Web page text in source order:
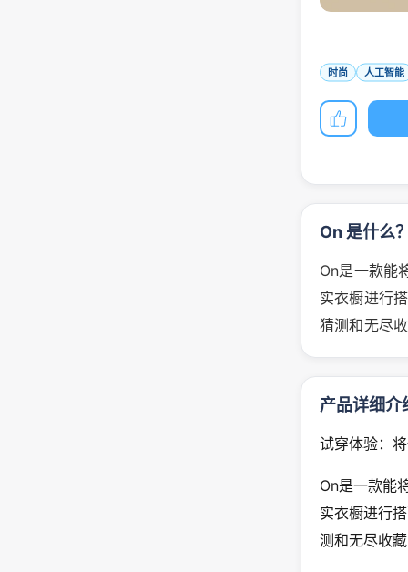
时尚 人工智能
On 是什么
On是一款能
实衣橱进行
猜测和无尽
产品详细介
试穿体验：
On是一款能
实衣橱进行
测和无尽收